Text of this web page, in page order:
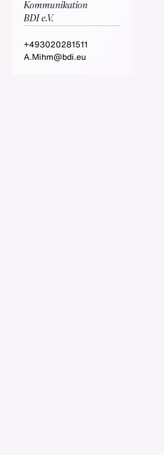
Kommunikation
BDI e.V.
+493020281511
A.Mihm@bdi.eu